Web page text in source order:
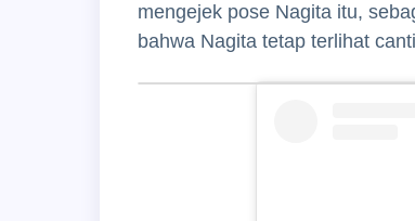
mengejek pose Nagita itu,
bahwa Nagita tetap terlihat